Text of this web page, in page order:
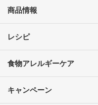
商品情報
レシピ
食物アレルギーケア
キャンペーン